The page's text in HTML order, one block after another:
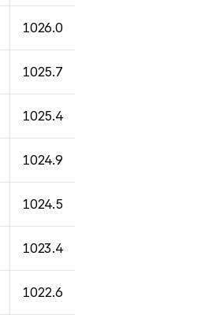
1026.0
1025.7
1025.4
1024.9
1024.5
1023.4
1022.6